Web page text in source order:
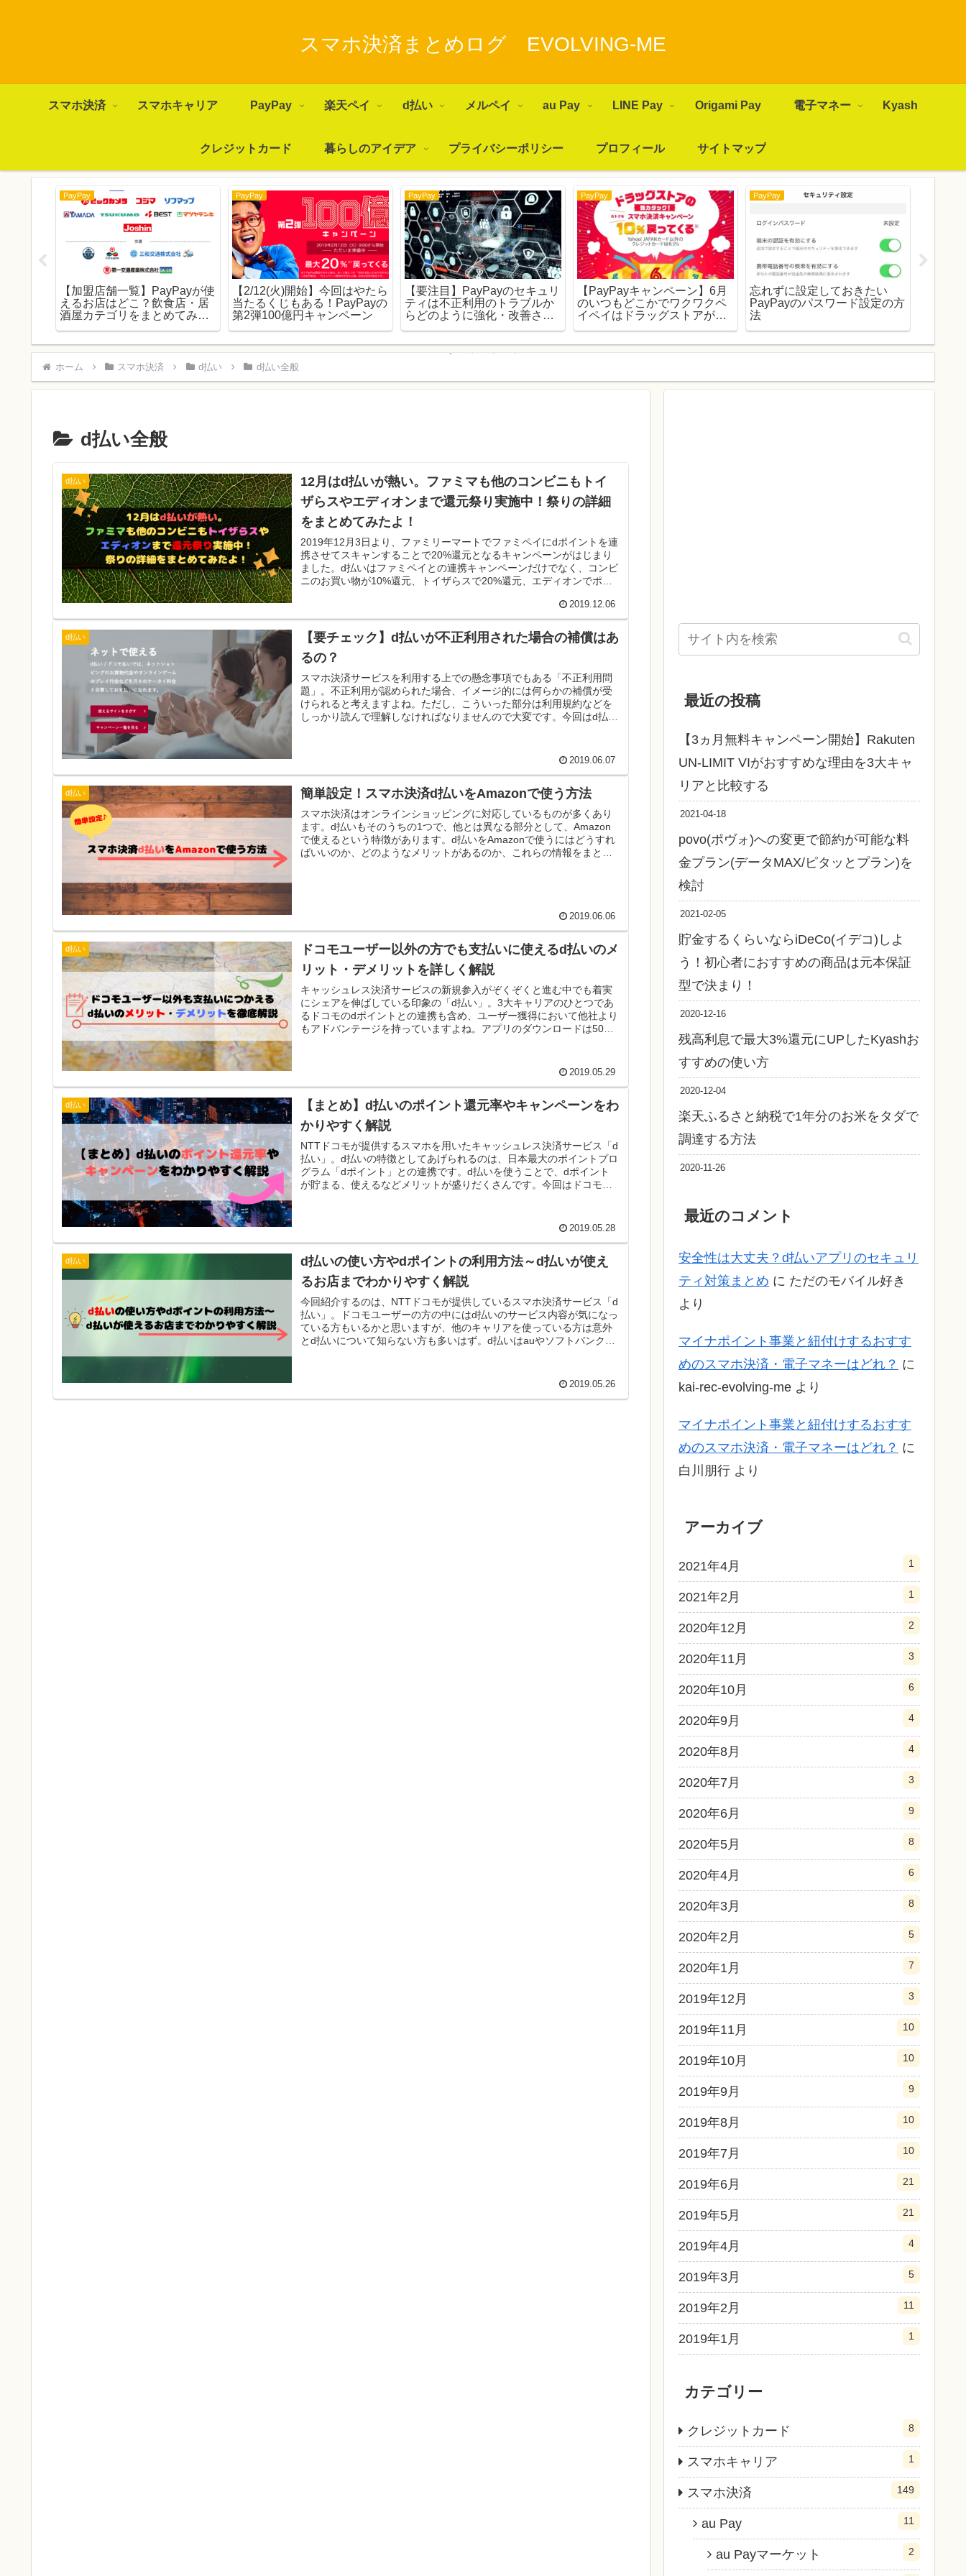
スマホ決済まとめログ EVOLVING-ME
スマホ決済 スマホキャリア PayPay 楽天ペイ d払い メルペイ au Pay LINE Pay Origami Pay 電子マネー Kyash
クレジットカード 暮らしのアイデア プライバシーポリシー プロフィール サイトマップ
PayPay
【加盟店舗一覧】PayPayが使
えるお店はどこ？飲食店・居
酒屋カテゴリをまとめてみた
PayPay
【2/12(火)開始】今回はやたら
当たるくじもある！PayPayの
第2弾100億円キャンペーン
PayPay
【要注目】PayPayのセキュリ
ティは不正利用のトラブルか
らどのように強化・改善され
PayPay
【PayPayキャンペーン】6月
のいつもどこかでワクワクペ
イペイはドラッグストアがお
PayPay
忘れずに設定しておきたい
PayPayのパスワード設定の方
法
【加盟
ホーム スマホ決済 d払い d払い全般
d払い全般
d払い
12月はd払いが熱い。ファミマも他のコンビニもトイ
ザらスやエディオンまで還元祭り実施中！祭りの詳細
をまとめてみたよ！
2019年12月3日より、ファミリーマートでファミペイにdポイントを連
携させてスキャンすることで20%還元となるキャンペーンがはじまり
ました。d払いはファミペイとの連携キャンペーンだけでなく、コンビ
ニのお買い物が10%還元、トイザらスで20%還元、エディオンでポイ
詰め込んでを還元祭を開催しているので、はっきり言ってこれまでの
スマホ決済還元祭りの中でも最高峰の還元率になっています。今回はd
払いの12月還元祭りをフル活用するために必要な情報をまとめました
のでご一読ください。
2019.12.06
d払い
【要チェック】d払いが不正利用された場合の補償はあ
るの？
スマホ決済サービスを利用する上での懸念事項でもある「不正利用問
題」。不正利用が認められた場合、イメージ的には何らかの補償が受
けられると考えますよね。ただし、こういった部分は利用規約などを
しっかり読んで理解しなければなりませんので大変です。今回はd払い
2019.06.07
d払い 簡単設定！スマホ決済d払いをAmazonで使う方法
スマホ決済はオンラインショッピングに対応しているものが多くあり
ます。d払いもそのうちの1つで、他とは異なる部分として、Amazon
で使えるという特徴があります。d払いをAmazonで使うにはどうすれ
ばいいのか、どのようなメリットがあるのか、これらの情報をまとめ
2019.06.06
d払い
ドコモユーザー以外の方でも支払いに使えるd払いのメ
リット・デメリットを詳しく解説
キャッシュレス決済サービスの新規参入がぞくぞくと進む中でも着実
にシェアを伸ばしている印象の「d払い」。3大キャリアのひとつであ
るドコモのdポイントとの連携も含め、ユーザー獲得において他社より
もアドバンテージを持っていますよね。アプリのダウンロードは500
2019.05.29
d払い
【まとめ】d払いのポイント還元率やキャンペーンをわ
かりやすく解説
NTTドコモが提供するスマホを用いたキャッシュレス決済サービス「d
払い」。d払いの特徴としてあげられるのは、日本最大のポイントプロ
グラム「dポイント」との連携です。d払いを使うことで、dポイント
が貯まる、使えるなどメリットが盛りだくさんです。今回はドコモが
2019.05.28
d払い
d払いの使い方やdポイントの利用方法～d払いが使え
るお店までわかりやすく解説
今回紹介するのは、NTTドコモが提供しているスマホ決済サービス「d
払い」。ドコモユーザーの方の中にはd払いのサービス内容が気になっ
ている方もいるかと思いますが、他のキャリアを使っている方は意外
とd払いについて知らない方も多いはず。d払いはauやソフトバンクの
2019.05.26
最近の投稿
【3ヵ月無料キャンペーン開始】Rakuten
UN-LIMIT VIがおすすめな理由を3大キャ
リアと比較する
2021-04-18
povo(ポヴォ)への変更で節約が可能な料
金プラン(データMAX/ピタッとプラン)を
検討
2021-02-05
貯金するくらいならiDeCo(イデコ)しよ
う！初心者におすすめの商品は元本保証
型で決まり！
2020-12-16
残高利息で最大3%還元にUPしたKyashお
すすめの使い方
2020-12-04
楽天ふるさと納税で1年分のお米をタダで
調達する方法
2020-11-26
最近のコメント
安全性は大丈夫？d払いアプリのセキュリ
ティ対策まとめ に ただのモバイル好き
より
マイナポイント事業と紐付けするおすす
めのスマホ決済・電子マネーはどれ？ に
kai-rec-evolving-me より
マイナポイント事業と紐付けするおすす
めのスマホ決済・電子マネーはどれ？ に
白川朋行 より
アーカイブ
2021年4月 1
2021年2月 1
2020年12月 2
2020年11月 3
2020年10月 6
2020年9月 4
2020年8月 4
2020年7月 3
2020年6月 9
2020年5月 8
2020年4月 6
2020年3月 8
2020年2月 5
2020年1月 7
2019年12月 3
2019年11月 10
2019年10月 10
2019年9月 9
2019年8月 10
2019年7月 10
2019年6月 21
2019年5月 21
2019年4月 4
2019年3月 5
2019年2月 11
2019年1月 1
カテゴリー
クレジットカード 8
スマホキャリア 1
スマホ決済 149
au Pay 11
au Payマーケット 2